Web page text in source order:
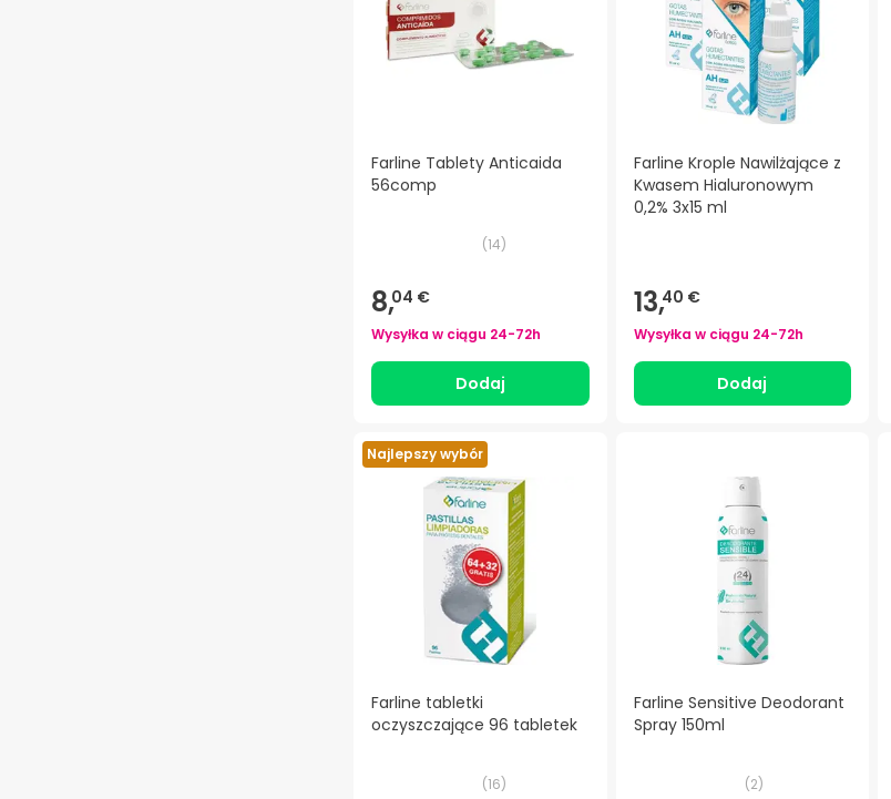
Farline Tablety Anticaida
56comp
(14)
8,04 €
Wysyłka w ciągu 24-72h
Dodaj
Farline Krople Nawilżające z
Kwasem Hialuronowym
0,2% 3x15 ml
13,40 €
Wysyłka w ciągu 24-72h
Dodaj
Najlepszy wybór
Farline tabletki
oczyszczające 96 tabletek
(16)
Farline Sensitive Deodorant
Spray 150ml
(2)